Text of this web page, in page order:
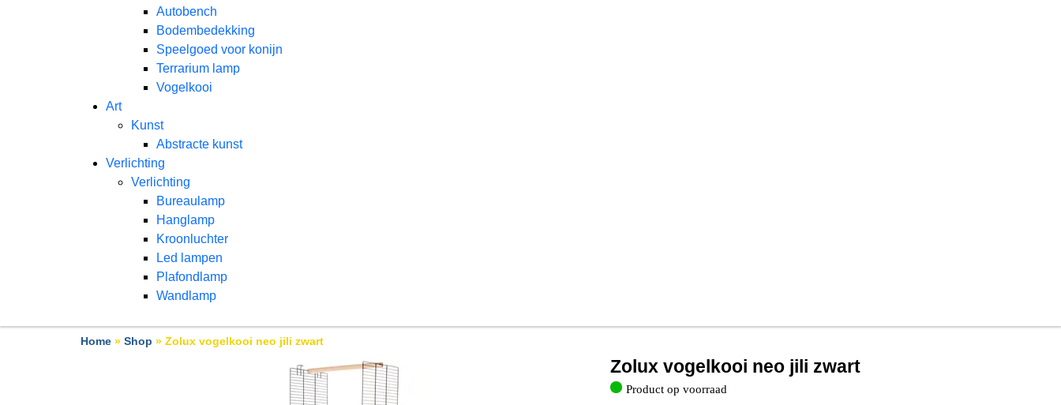
Autobench
Bodembedekking
Speelgoed voor konijn
Terrarium lamp
Vogelkooi
Art
Kunst
Abstracte kunst
Verlichting
Verlichting
Bureaulamp
Hanglamp
Kroonluchter
Led lampen
Plafondlamp
Wandlamp
Home » Shop » Zolux vogelkooi neo jili zwart
Zolux vogelkooi neo jili zwart
Product op voorraad